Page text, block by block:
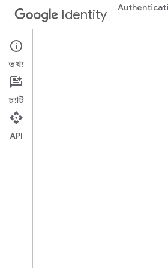
Identity
Authentication
ব্যবহারকারীদের তাদের Google
ব্যবহারকারীদের তাদের Google
তথ্য
চ্যাট
API